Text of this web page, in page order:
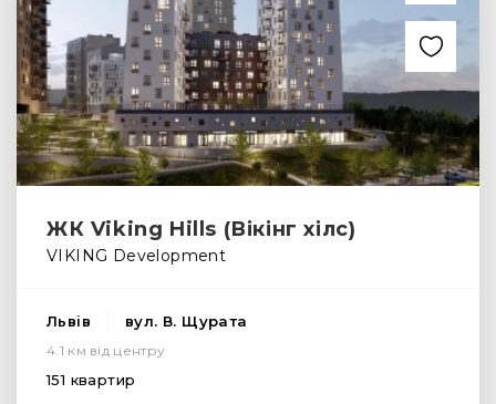
ЖК Viking Hills (Вікінг хілс)
VIKING Development
Львів вул. В. Щурата
4.1 км від центру
151 квартир